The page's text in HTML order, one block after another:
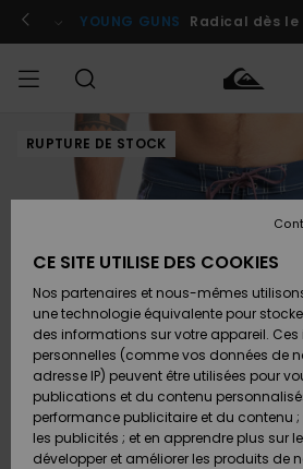
l'information
le
Se connecter / s'inscrire
YOUNG GUNS Radical dès
HOMME Vêtements
Chaussures
& Tongs
Surf
Vêtements
Chaussures
& Tongs
Surf
FEMME
Shop
A
Découvrir
Snow
SURF
Surf
Shop
Homme
Surf
Shop
Enfant
Highlights
Communauté
SNOW
Snow
Shop
Homme
Snow
Shop
Enfant
Snow
Shop
Femme
OUTLET
Outlet
Homme
Enfant
Outlet
Femme
Accéder à
ma
commande
Retours
Paiement
Carte
Cadeau
RUPTURE DE STOCK
CE SITE UTILISE DES COOKIES
Nos partenaires et nous-mêmes
une technologie équivalente pour
des informations sur votre appareil.
personnelles (comme vos données de
adresse IP) peuvent être utilisées pour
publications et du contenu
performance publicitaire et du contenu
les publicités ; et en apprendre plus sur
développer et améliorer les produits de